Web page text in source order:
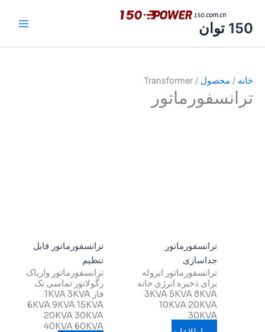
محصول / Transformer
ترانسفورماتور
ترانسفورماتور ایزوله
برای ذخیره انرژی خانه
3KVA 5KVA 8KVA
10KVA 20KVA
ترانسفورماتور قابل
ترانسفورماتور واریاک
رگولاتور تماسی تک
فاز 1KVA 3KVA
6KVA 9KVA 15KVA
20KVA 30KVA
40KVA 60KVA